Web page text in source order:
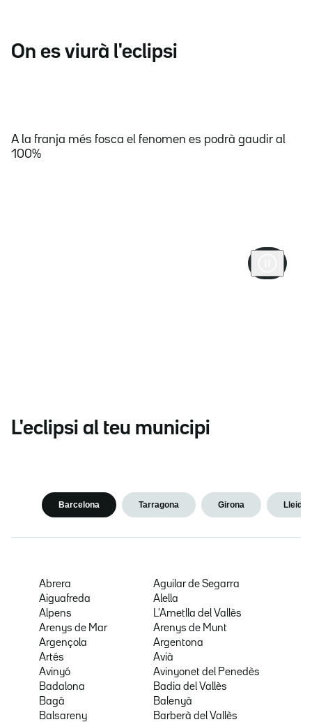
On es viurà l'eclipsi
A la franja més fosca el fenomen es podrà gaudir al
100%
L'eclipsi al teu municipi
Barcelona Tarragona Girona Lleida
Abrera
Aguilar de Segarra
Aiguafreda
Alella
Alpens
L'Ametlla del Vallès
Arenys de Mar
Arenys de Munt
Argençola
Argentona
Artés
Avià
Avinyó
Avinyonet del Penedès
Badalona
Badia del Vallès
Bagà
Balenyà
Balsareny
Barberà del Vallès